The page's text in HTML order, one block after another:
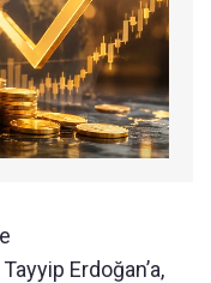
Erdoğan’a,